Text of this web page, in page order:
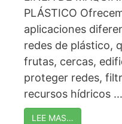
PLÁSTICO
aplicaciones
redes de plástico,
frutas, cercas,
proteger redes,
recursos hídricos
LEE MAS…